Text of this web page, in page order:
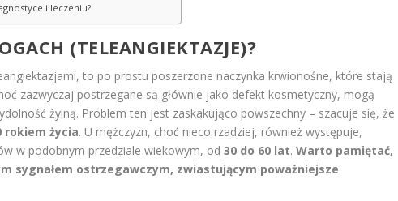
i leczeniu?
(TELEANGIEKTAZJE)?
to po prostu poszerzone naczynka krwionośne, które stają
zazwyczaj postrzegane są głównie jako defekt kosmetyczny, mogą
żylną. Problem ten jest zaskakująco powszechny – szacuje się, że
rokiem życia. U mężczyzn, choć nieco rzadziej, również występuje,
w podobnym przedziale wiekowym, od30 do 60 lat.Warto pamiętać,
sygnałem ostrzegawczym, zwiastującym poważniejsze